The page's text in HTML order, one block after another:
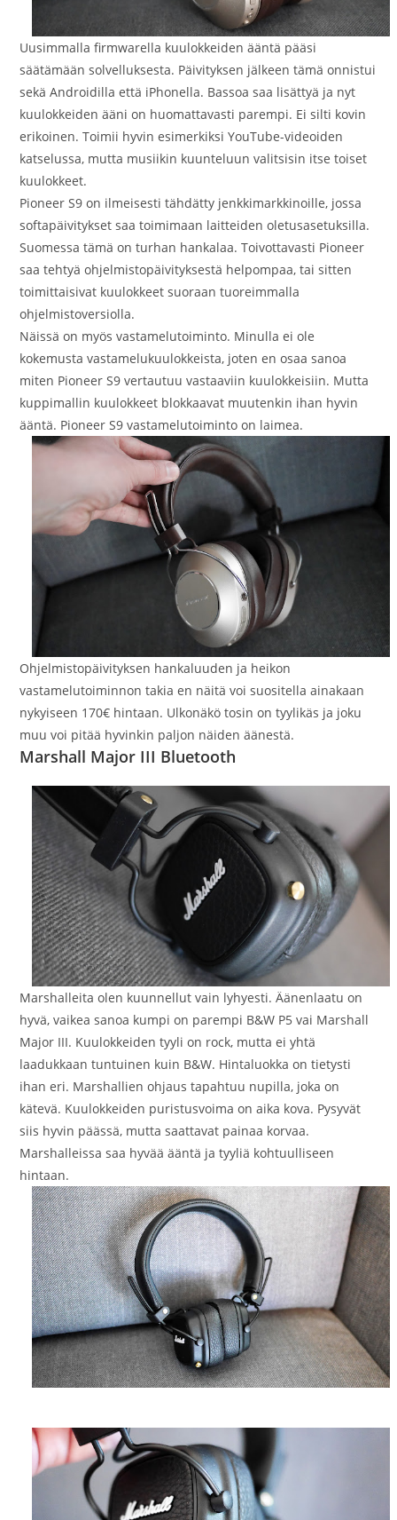
Uusimmalla firmwarella kuulokkeiden ääntä pääsi
säätämään solvelluksesta. Päivityksen jälkeen tämä onnistui
sekä Androidilla että iPhonella. Bassoa saa lisättyä ja nyt
kuulokkeiden ääni on huomattavasti parempi. Ei silti kovin
erikoinen. Toimii hyvin esimerkiksi YouTube-videoiden
katselussa, mutta musiikin kuunteluun valitsisin itse toiset
kuulokkeet.
Pioneer S9 on ilmeisesti tähdätty jenkkimarkkinoille, jossa
softapäivitykset saa toimimaan laitteiden oletusasetuksilla.
Suomessa tämä on turhan hankalaa. Toivottavasti Pioneer
saa tehtyä ohjelmistopäivityksestä helpompaa, tai sitten
toimittaisivat kuulokkeet suoraan tuoreimmalla
ohjelmistoversiolla.
Näissä on myös vastamelutoiminto. Minulla ei ole
kokemusta vastamelukuulokkeista, joten en osaa sanoa
miten Pioneer S9 vertautuu vastaaviin kuulokkeisiin. Mutta
kuppimallin kuulokkeet blokkaavat muutenkin ihan hyvin
ääntä. Pioneer S9 vastamelutoiminto on laimea.
Ohjelmistopäivityksen hankaluuden ja heikon
vastamelutoiminnon takia en näitä voi suositella ainakaan
nykyiseen 170€ hintaan. Ulkonäkö tosin on tyylikäs ja joku
muu voi pitää hyvinkin paljon näiden äänestä.
Marshall Major III Bluetooth
Marshalleita olen kuunnellut vain lyhyesti. Äänenlaatu on
hyvä, vaikea sanoa kumpi on parempi B&W P5 vai Marshall
Major III. Kuulokkeiden tyyli on rock, mutta ei yhtä
laadukkaan tuntuinen kuin B&W. Hintaluokka on tietysti
ihan eri. Marshallien ohjaus tapahtuu nupilla, joka on
kätevä. Kuulokkeiden puristusvoima on aika kova. Pysyvät
siis hyvin päässä, mutta saattavat painaa korvaa.
Marshalleissa saa hyvää ääntä ja tyyliä kohtuulliseen
hintaan.